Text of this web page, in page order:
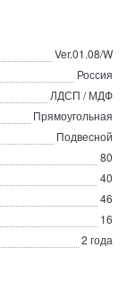
Ver.01.08/W
Россия
ЛДСП / МДФ
Прямоугольная
Подвесной
80
40
46
16
2 года